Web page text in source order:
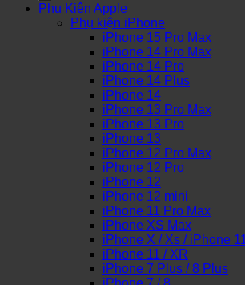
Phụ Kiện Apple
Phụ kiện iPhone
iPhone 15 Pro Max
iPhone 14 Pro Max
iPhone 14 Pro
iPhone 14 Plus
iPhone 14
iPhone 13 Pro Max
iPhone 13 Pro
iPhone 13
iPhone 12 Pro Max
iPhone 12 Pro
iPhone 12
iPhone 12 mini
iPhone 11 Pro Max
iPhone XS Max
iPhone X / Xs / iPhone
iPhone 11 / XR
iPhone 7 Plus / 8 Plus